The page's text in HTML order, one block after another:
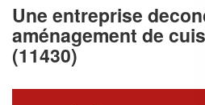
Une entreprise
aménagement de
(11430)
Augmentez
vosmarges